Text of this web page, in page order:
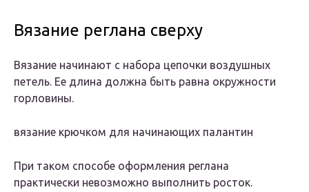
Вязание реглана сверху
Вязание начинают с набора цепочки воздушных
петель. Ее длина должна быть равна окружности
горловины.
вязание крючком для начинающих палантин
При таком способе оформления реглана
практически невозможно выполнить росток.